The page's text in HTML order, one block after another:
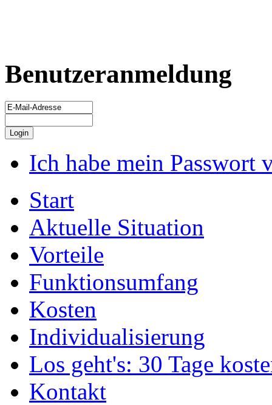
Benutzeranmeldung
Ich habe mein Passwort
Start
Aktuelle Situation
Vorteile
Funktionsumfang
Kosten
Individualisierung
Los geht's: 30 Tage
Kontakt